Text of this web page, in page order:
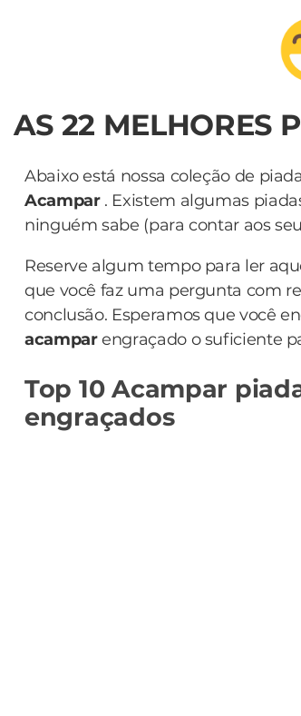
AS 22 MELHORES
Abaixo está nossa coleção de
Acampar. Existem algumas
ninguém sabe (para contar aos
Reserve algum tempo para ler
que você faz uma pergunta com
conclusão. Esperamos que você
acamparengraçado o suficiente
Top 10 Acampar
engraçados